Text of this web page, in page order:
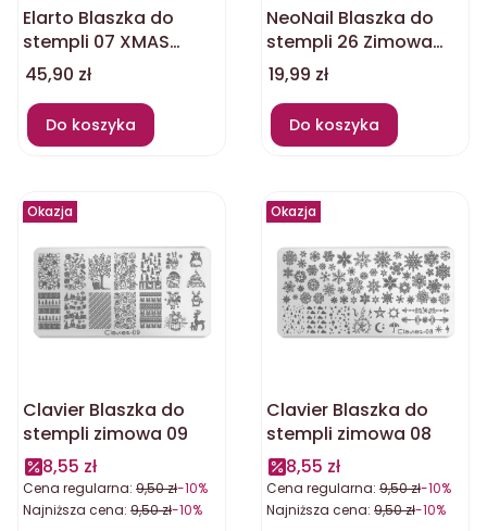
Elarto Blaszka do
stempli 07 XMAS
STORIES
Cena
45,90 zł
Do koszyka
NeoNail Blaszka do
stempli 26 Zimowa
Świąteczna
Cena
19,99 zł
Do koszyka
Okazja
Clavier Blaszka do
stempli zimowa 09
8,55 zł
Cena regularna: 9,50 zł-10%
Najniższa cena: 9,50 zł-10%
Okazja
Clavier Blaszka do
stempli zimowa 08
8,55 zł
Cena regularna: 9,50 zł-10%
Najniższa cena: 9,50 zł-10%